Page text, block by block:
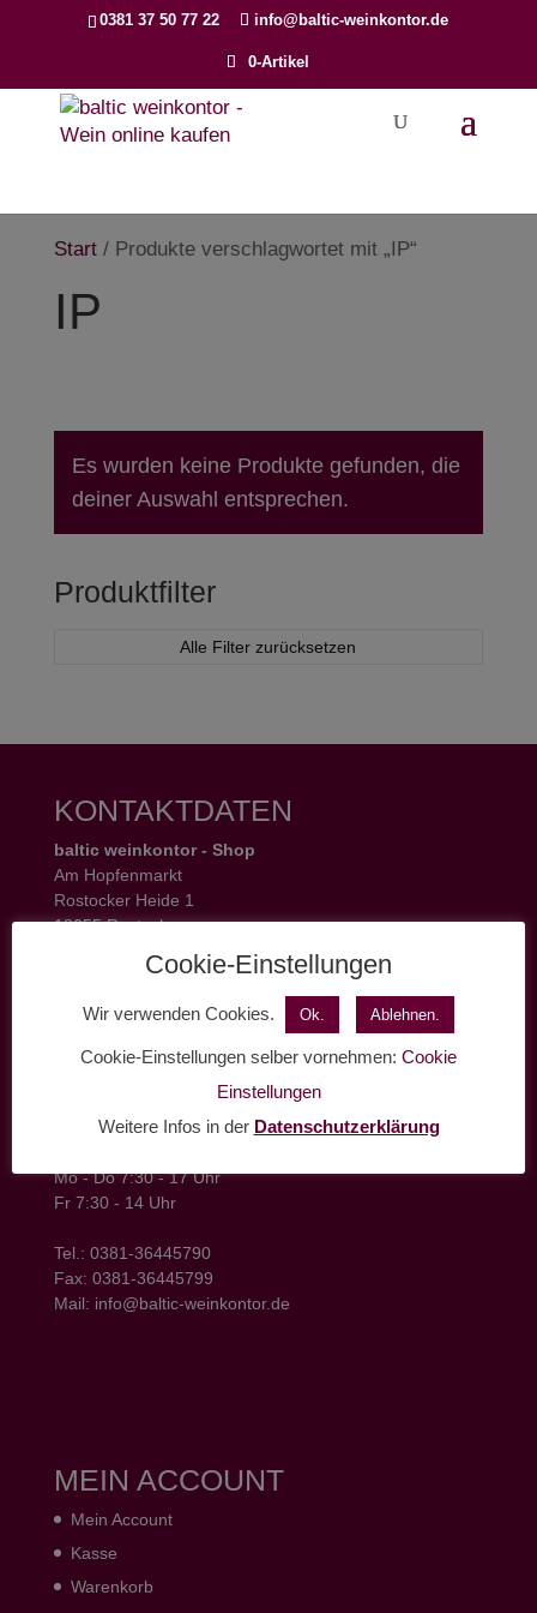
0381 37 50 77 22 info@baltic-weinkontor.de
0-Artikel
search
Start/ Produkte verschlagwortet mit „IP“
IP
Es wurden keine Produkte gefunden, die
deiner Auswahl entsprechen.
Produktfilter
Alle Filter zurücksetzen
KONTAKTDATEN
baltic weinkontor - Shop
Am Hopfenmarkt
Rostocker Heide 1
18055 Rostock
Tel.: 0381 37 50 77 22
Öffnungszeiten:
Sa 11 - 17 Uhr
18182 Bentwisch
Mo - Do 7:30 - 17 Uhr
Fr 7:30 - 14 Uhr
Tel.: 0381-36445790
Fax: 0381-36445799
Mail: info@baltic-weinkontor.de
MEIN ACCOUNT
Mein Account
Kasse
Warenkorb
Cookie-Einstellungen
Wir verwenden Cookies. Ok. Ablehnen.
Cookie-Einstellungen selber vornehmen: Cookie
Einstellungen
Weitere Infos in der Datenschutzerklärung